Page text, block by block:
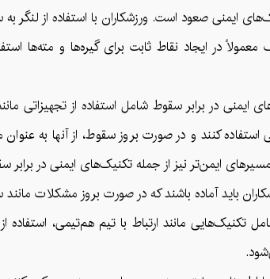
ایمنی صعود است. ورزشکاران با استفاده از
در ایجاد نقاط ثابت برای گیره‌ها و مته‌ها
ایمنی در برابر سقوط شامل استفاده از تجهیزاتی
کنند و در صورت بروز سقوط، از آنها به عنوان
ایمن‌تر نیز از جمله تکنیک‌های ایمنی در برابر
باید آماده باشند که در صورت بروز مشکلات
مانند ارتباط با تیم هم‌تیمی، استفاده از